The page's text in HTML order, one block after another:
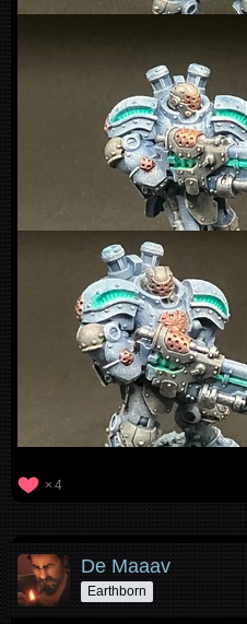
4
De Maaav
Earthborn